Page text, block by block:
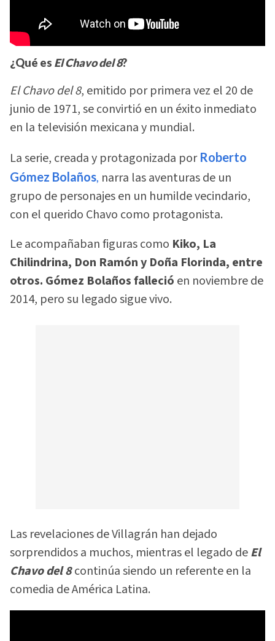
¿Qué es El Chavo del 8?
El Chavo del 8, emitido por primera vez el 20 de
junio de 1971, se convirtió en un éxito inmediato
en la televisión mexicana y mundial.
La serie, creada y protagonizada por Roberto
Gómez Bolaños, narra las aventuras de un
grupo de personajes en un humilde vecindario,
con el querido Chavo como protagonista.
Le acompañaban figuras como Kiko, La
Chilindrina, Don Ramón y Doña Florinda, entre
otros. Gómez Bolaños falleció en noviembre de
2014, pero su legado sigue vivo.
Las revelaciones de Villagrán han dejado
sorprendidos a muchos, mientras el legado deEl
Chavo del8continúa siendo un referente en la
comedia de América Latina.